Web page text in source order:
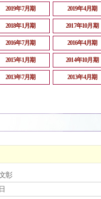
2019年7月期 2019年4月期
2018年1月期 2017年10月期
2016年7月期 2016年4月期
2015年1月期 2014年10月期
2013年7月期 2013年4月期
彰